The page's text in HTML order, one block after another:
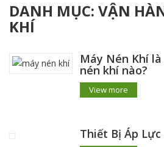
DANH MỤC: VẬN
KHÍ
Máy Nén Khí
nén khí nào?
View more
Thiết Bị Áp Lực